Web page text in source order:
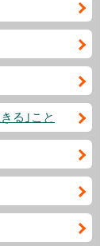
る｣こと